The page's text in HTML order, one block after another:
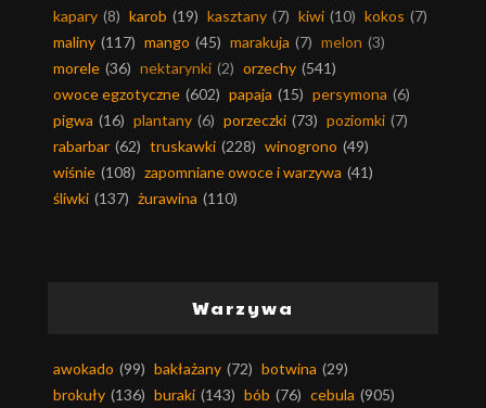
kapary (8) karob (19) kasztany (7) kiwi (10) kokos (7)
maliny (117) mango (45) marakuja (7) melon (3)
morele (36) nektarynki (2) orzechy (541)
owoce egzotyczne (602) papaja (15) persymona (6)
pigwa (16) plantany (6) porzeczki (73) poziomki (7)
rabarbar (62) truskawki (228) winogrono (49)
wiśnie (108) zapomniane owoce i warzywa (41)
śliwki (137) żurawina (110)
Warzywa
awokado (99) bakłażany (72) botwina (29)
brokuły (136) buraki (143) bób (76) cebula (905)